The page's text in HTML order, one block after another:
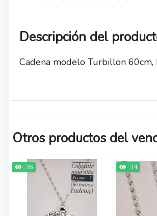
Descripción del
Cadena modelo Turbillon 60cm,
Otros productos del
36 34